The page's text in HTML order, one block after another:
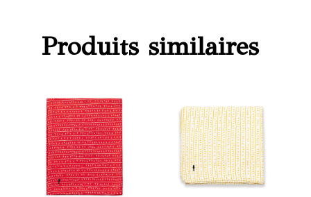
Produits similaires